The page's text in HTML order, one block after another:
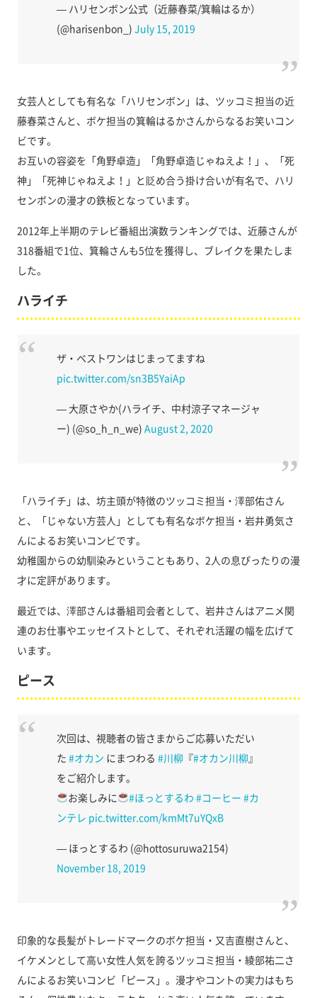
— ハリセンボン公式（近藤春菜/箕輪はるか）
(@harisenbon_) July 15, 2019
女芸人としても有名な「ハリセンボン」は、ツッコミ担当の近
藤春菜さんと、ボケ担当の箕輪はるかさんからなるお笑いコン
ビです。
お互いの容姿を「角野卓造」「角野卓造じゃねえよ！」、「死
神」「死神じゃねえよ！」と貶め合う掛け合いが有名で、ハリ
センボンの漫才の鉄板となっています。
2012年上半期のテレビ番組出演数ランキングでは、近藤さんが
318番組で1位、箕輪さんも5位を獲得し、ブレイクを果たしま
した。
ハライチ
ザ・ベストワンはじまってますね
pic.twitter.com/sn3B5YaiAp
— 大原さやか(ハライチ、中村涼子マネージャ
ー) (@so_h_n_we) August 2, 2020
「ハライチ」は、坊主頭が特徴のツッコミ担当・澤部佑さん
と、「じゃない方芸人」としても有名なボケ担当・岩井勇気さ
んによるお笑いコンビです。
幼稚園からの幼馴染みということもあり、2人の息ぴったりの漫
才に定評があります。
最近では、澤部さんは番組司会者として、岩井さんはアニメ関
連のお仕事やエッセイストとして、それぞれ活躍の幅を広げて
います。
ピース
次回は、視聴者の皆さまからご応募いただい
た #オカン にまつわる #川柳 『#オカン川柳 』
をご紹介します。
お楽しみに
#ほっとするわ #コーヒー #カ
ンテレ pic.twitter.com/kmMt7uYQxB
— ほっとするわ (@hottosuruwa2154)
November 18, 2019
印象的な長髪がトレードマークのボケ担当・又吉直樹さんと、
イケメンとして高い女性人気を誇るツッコミ担当・綾部祐二さ
んによるお笑いコンビ「ピース」。漫才やコントの実力はもち